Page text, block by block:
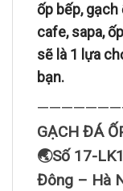
ốp bếp, gạch
cafe, sapa,
sẽ là 1 lựa
bạn.
GẠCH ĐÁ
🌏Số 17-
Đông – Hà